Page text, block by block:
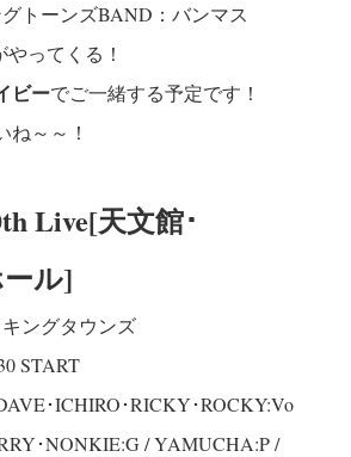
トーンズBAND：バンマス
ってくる！
ビーでご一緒する予定です！
ね～～！
Live[天文館･
ル]
ングタウンズ
START
･ICHIRO･RICKY･ROCKY:Vo
･NONKIE:G / YAMUCHA:P /